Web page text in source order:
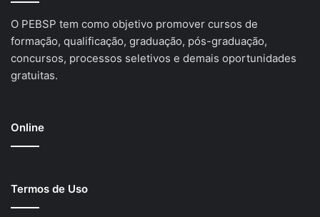
O PEBSP tem como objetivo promover cursos de
formação, qualificação, graduação, pós-graduação,
concursos, processos seletivos e demais oportunidades
gratuitas.
Online
Termos de Uso